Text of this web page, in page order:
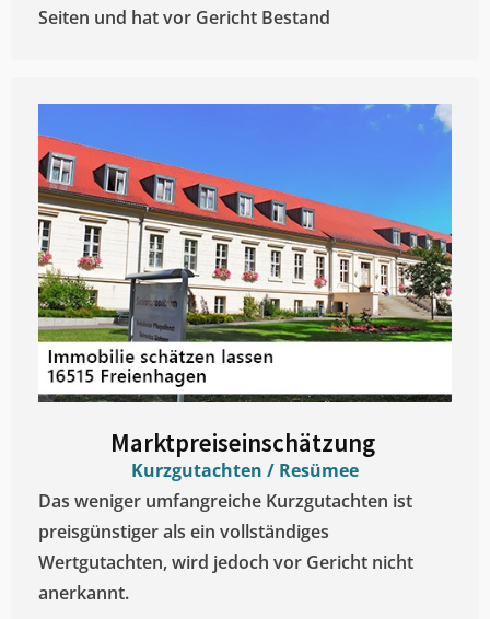
Seiten und hat vor Gericht Bestand
Marktpreiseinschätzung ​
Kurzgutachten / Resümee
Das weniger umfangreiche Kurzgutachten ist
preisgünstiger als ein vollständiges
Wertgutachten, wird jedoch vor Gericht nicht
anerkannt.